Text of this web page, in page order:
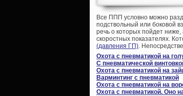
Все ППП условно можно
подствольный или боковой
речь о которых пойдет
скоростных показателях.
(давления ГП).
Охота с пневматикой на
С пневматической
Охота с пневматикой на
Варминтинг с пневматикой
Охота с пневматикой на
Охота с пневматикой. Оно